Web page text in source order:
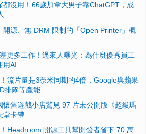
都沒用！66歲加拿大男子靠ChatGPT，成
開源、無 DRM 限制的「Open Printer」概
更多工作！過來人曝光：為什麼優秀員工
用AI
流片量是3奈米同期的4倍，Google與蘋果
排隊等產能
懷舊遊戲小店驚見 97 片未公開版《超級瑪
堂卡帶
Headroom 開源工具幫開發者省下 70 萬